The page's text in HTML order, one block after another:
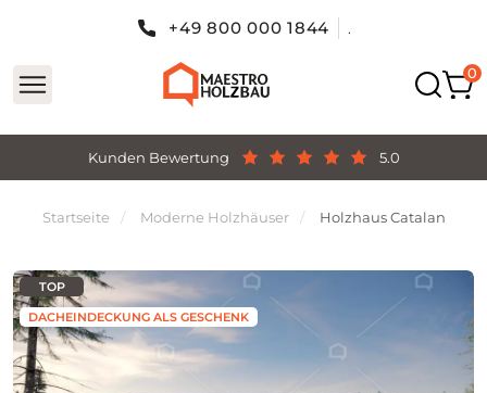
Kunden Bewertung 5.0
+49 800 000 1844 .
Startseite Moderne Holzhäuser Holzhaus Catalan
TOP
DACHEINDECKUNG ALS GESCHENK